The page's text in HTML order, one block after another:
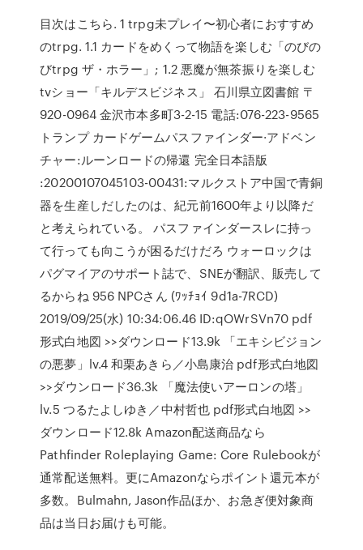
目次はこちら. 1 trpg未プレイ〜初心者におすすめ
のtrpg. 1.1 カードをめくって物語を楽しむ「のびの
びtrpg ザ・ホラー」; 1.2 悪魔が無茶振りを楽しむ
tvショー「キルデスビジネス」 石川県立図書館 〒
920-0964 金沢市本多町3-2-15 電話:076-223-9565
トランプ カードゲームパスファインダー·アドベン
チャー:ルーンロードの帰還 完全日本語版
:20200107045103-00431:マルクストア中国で青銅
器を生産しだしたのは、紀元前1600年より以降だ
と考えられている。 パスファインダースレに持っ
て行っても向こうが困るだけだろ ウォーロックは
パグマイアのサポート誌で、SNEが翻訳、販売して
るからね 956 NPCさん (ﾜｯﾁｮｲ 9d1a-7RCD)
2019/09/25(水) 10:34:06.46 ID:qOWrSVn70 pdf
形式白地図 >>ダウンロード13.9k 「エキシビジョン
の悪夢」lv.4 和栗あきら／小島康治 pdf形式白地図
>>ダウンロード36.3k 「魔法使いアーロンの塔」
lv.5 つるたよしゆき／中村哲也 pdf形式白地図 >>
ダウンロード12.8k Amazon配送商品なら
Pathfinder Roleplaying Game: Core Rulebookが
通常配送無料。更にAmazonならポイント還元本が
多数。Bulmahn, Jason作品ほか、お急ぎ便対象商
品は当日お届けも可能。